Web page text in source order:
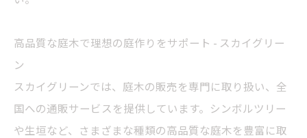
高品質な庭木で理想の庭作りをサポート - スカイグリー
ン
スカイグリーンでは、 庭木の販売を専門に取り扱い、全
国への通販サービスを提供しています。シンボルツリー
や生垣など、さまざまな種類の高品質な庭木を豊富に取